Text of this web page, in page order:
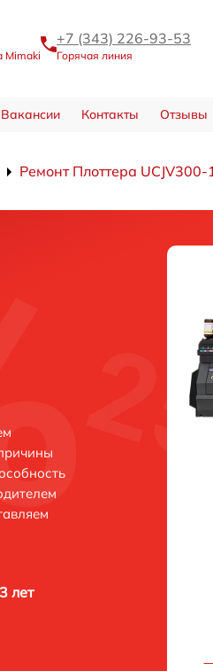
Mimaki
+7 (343) 226-93-53
Горячая линия
Вакансии Контакты Отзывы
Ремонт Плоттера UCJV300-
лет